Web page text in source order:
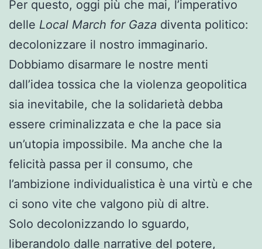
Per questo, oggi più che mai, l’imperativo
delle Local March for Gaza diventa politico:
decolonizzare il nostro immaginario.
Dobbiamo disarmare le nostre menti
dall’idea tossica che la violenza geopolitica
sia inevitabile, che la solidarietà debba
essere criminalizzata e che la pace sia
un’utopia impossibile. Ma anche che la
felicità passa per il consumo, che
l’ambizione individualistica è una virtù e che
ci sono vite che valgono più di altre.
Solo decolonizzando lo sguardo,
liberandolo dalle narrative del potere,